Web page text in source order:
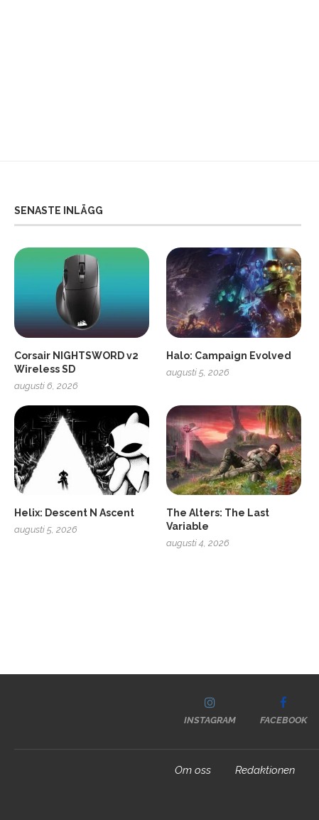
SENASTE INLÄGG
Corsair NIGHTSWORD v2
Wireless SD
augusti 6, 2026
Halo: Campaign Evolved
augusti 5, 2026
Helix: Descent N Ascent
augusti 5, 2026
The Alters: The Last
Variable
augusti 4, 2026
INSTAGRAM FACEBOOK
Om oss Redaktionen